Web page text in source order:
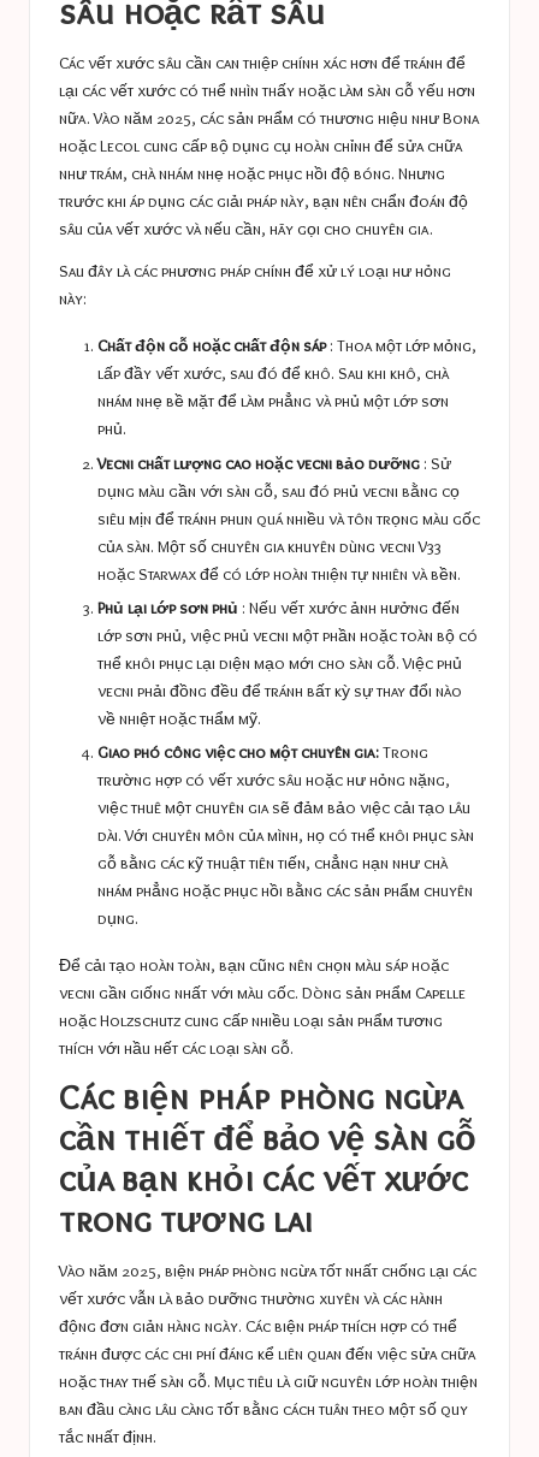
sâu hoặc rất sâu
Các vết xước sâu cần can thiệp chính xác hơn để tránh để
lại các vết xước có thể nhìn thấy hoặc làm sàn gỗ yếu hơn
nữa. Vào năm 2025, các sản phẩm có thương hiệu như Bona
hoặc Lecol cung cấp bộ dụng cụ hoàn chỉnh để sửa chữa
như trám, chà nhám nhẹ hoặc phục hồi độ bóng. Nhưng
trước khi áp dụng các giải pháp này, bạn nên chẩn đoán độ
sâu của vết xước và nếu cần, hãy gọi cho chuyên gia.
Sau đây là các phương pháp chính để xử lý loại hư hỏng
này:
Chất độn gỗ hoặc chất độn sáp: Thoa một lớp mỏng,
lấp đầy vết xước, sau đó để khô. Sau khi khô, chà
nhám nhẹ bề mặt để làm phẳng và phủ một lớp sơn
phủ.
Vecni chất lượng cao hoặc vecni bảo dưỡng : Sử
dụng màu gần với sàn gỗ, sau đó phủ vecni bằng cọ
siêu mịn để tránh phun quá nhiều và tôn trọng màu gốc
của sàn. Một số chuyên gia khuyên dùng vecni V33
hoặc Starwax để có lớp hoàn thiện tự nhiên và bền.
Phủ lại lớp sơn phủ : Nếu vết xước ảnh hưởng đến
lớp sơn phủ, việc phủ vecni một phần hoặc toàn bộ có
thể khôi phục lại diện mạo mới cho sàn gỗ. Việc phủ
vecni phải đồng đều để tránh bất kỳ sự thay đổi nào
về nhiệt hoặc thẩm mỹ.
Giao phó công việc cho một chuyên gia:Trong
trường hợp có vết xước sâu hoặc hư hỏng nặng,
việc thuê một chuyên gia sẽ đảm bảo việc cải tạo lâu
dài. Với chuyên môn của mình, họ có thể khôi phục sàn
gỗ bằng các kỹ thuật tiên tiến, chẳng hạn như chà
nhám phẳng hoặc phục hồi bằng các sản phẩm chuyên
dụng.
Để cải tạo hoàn toàn, bạn cũng nên chọn màu sáp hoặc
vecni gần giống nhất với màu gốc. Dòng sản phẩm Capelle
hoặc Holzschutz cung cấp nhiều loại sản phẩm tương
thích với hầu hết các loại sàn gỗ.
Các biện pháp phòng ngừa
cần thiết để bảo vệ sàn gỗ
của bạn khỏi các vết xước
trong tương lai
Vào năm 2025, biện pháp phòng ngừa tốt nhất chống lại các
vết xước vẫn là bảo dưỡng thường xuyên và các hành
động đơn giản hàng ngày. Các biện pháp thích hợp có thể
tránh được các chi phí đáng kể liên quan đến việc sửa chữa
hoặc thay thế sàn gỗ. Mục tiêu là giữ nguyên lớp hoàn thiện
ban đầu càng lâu càng tốt bằng cách tuân theo một số quy
tắc nhất định.